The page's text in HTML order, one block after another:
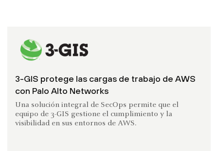
3-GIS protege las cargas de trabajo de AWS
con Palo Alto Networks
Una solución integral de SecOps permite que el
equipo de 3-GIS gestione el cumplimiento y la
visibilidad en sus entornos de AWS.